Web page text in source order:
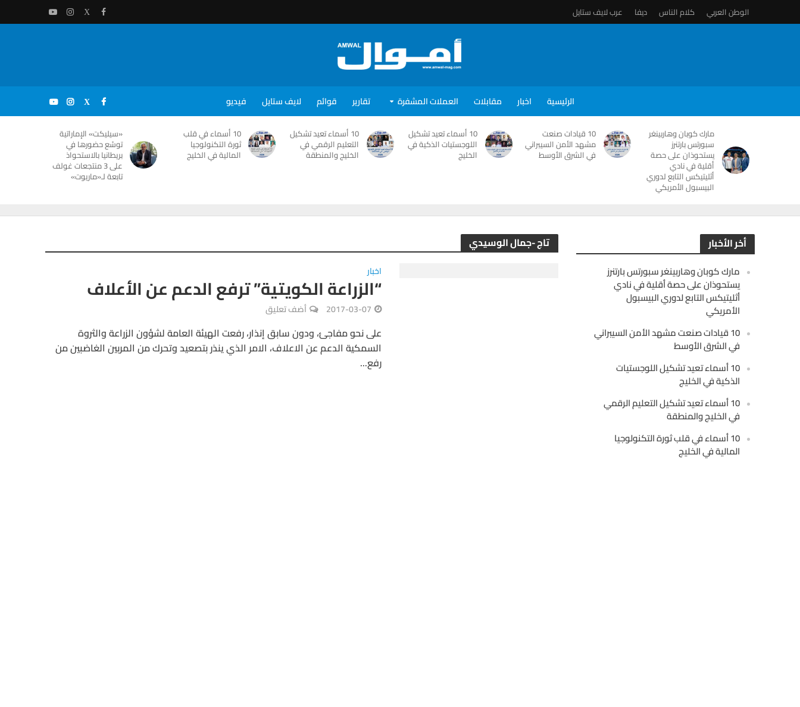
الوطن العربي كلام الناس ديفا عرب لايف ستايل
الرئيسية اخبار مقابلات العملات المشفرة تقارير قوائم لايف ستايل فيديو
مارك كوبان وهاربينغر
سبورتس بارتنرز
يستحوذان على حصة
أقلية في نادي
أثليتيكس التابع لدوري
البيسبول الأمريكي
10 قيادات صنعت
مشهد الأمن السيبراني
في الشرق الأوسط
10 أسماء تعيد تشكيل
اللوجستيات الذكية في
الخليج
10 أسماء تعيد تشكيل
التعليم الرقمي في
الخليج والمنطقة
10 أسماء في قلب
ثورة التكنولوجيا
المالية في الخليج
«سيليكت» الإماراتية
توسّع حضورها في
بريطانيا بالاستحواذ
على 3 منتجعات غولف
تابعة لـ«ماريوت»
تاج -جمال الوسيدي
اخبار
“الزراعة الكويتية” ترفع الدعم عن الأعلاف
2017-03-07 أضف تعليق
على نحو مفاجئ، ودون سابق إنذار، رفعت الهيئة العامة لشؤون الزراعة والثروة
السمكية الدعم عن الاعلاف، الامر الذي ينذر بتصعيد وتحرك من المربين الغاضبين من
رفع...
أخر الأخبار
مارك كوبان وهاربينغر سبورتس بارتنرز
يستحوذان على حصة أقلية في نادي
أثليتيكس التابع لدوري البيسبول
الأمريكي
10 قيادات صنعت مشهد الأمن السيبراني
في الشرق الأوسط
10 أسماء تعيد تشكيل اللوجستيات
الذكية في الخليج
10 أسماء تعيد تشكيل التعليم الرقمي
في الخليج والمنطقة
10 أسماء في قلب ثورة التكنولوجيا
المالية في الخليج